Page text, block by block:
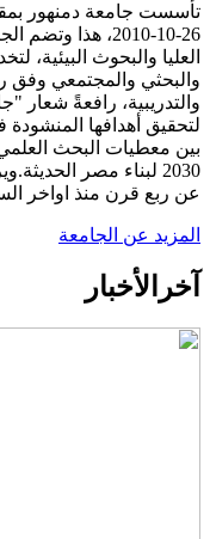
العليا والبحوث
والبحثي والمجتمعي وفق
والتدريبية، رافعةً شعار
لتحقيق أهدافها المنشودة
بين معطيات البحث
2030 لبناء مصر
عن ربع قرن منذ اواخر
المزيد عن الجامعة
آخر الأخبار